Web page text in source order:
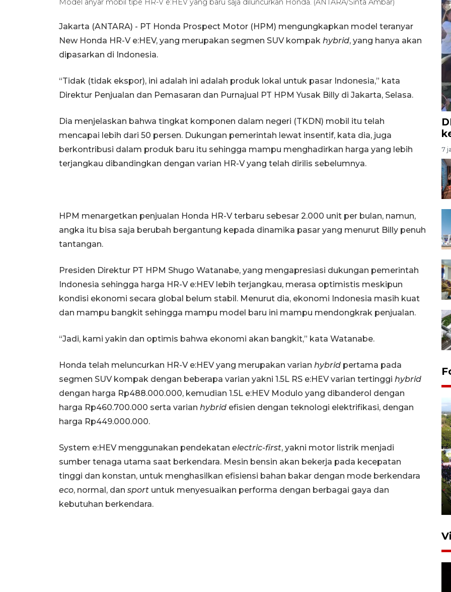
Model anyar mobil tipe HR-V e:HEV yang baru saja diluncurkan Honda. (ANTARA/Sinta Ambar)
Jakarta (ANTARA) - PT Honda Prospect Motor (HPM) mengungkapkan model teranyar
New Honda HR-V e:HEV, yang merupakan segmen SUV kompak hybrid, yang hanya akan
dipasarkan di Indonesia.
“Tidak (tidak ekspor), ini adalah ini adalah produk lokal untuk pasar Indonesia,” kata
Direktur Penjualan dan Pemasaran dan Purnajual PT HPM Yusak Billy di Jakarta, Selasa.
Dia menjelaskan bahwa tingkat komponen dalam negeri (TKDN) mobil itu telah
mencapai lebih dari 50 persen. Dukungan pemerintah lewat insentif, kata dia, juga
berkontribusi dalam produk baru itu sehingga mampu menghadirkan harga yang lebih
terjangkau dibandingkan dengan varian HR-V yang telah dirilis sebelumnya.
HPM menargetkan penjualan Honda HR-V terbaru sebesar 2.000 unit per bulan, namun,
angka itu bisa saja berubah bergantung kepada dinamika pasar yang menurut Billy penuh
tantangan.
Presiden Direktur PT HPM Shugo Watanabe, yang mengapresiasi dukungan pemerintah
Indonesia sehingga harga HR-V e:HEV lebih terjangkau, merasa optimistis meskipun
kondisi ekonomi secara global belum stabil. Menurut dia, ekonomi Indonesia masih kuat
dan mampu bangkit sehingga mampu model baru ini mampu mendongkrak penjualan.
“Jadi, kami yakin dan optimis bahwa ekonomi akan bangkit,” kata Watanabe.
Honda telah meluncurkan HR-V e:HEV yang merupakan varian hybrid pertama pada
segmen SUV kompak dengan beberapa varian yakni 1.5L RS e:HEV varian tertinggi hybrid
dengan harga Rp488.000.000, kemudian 1.5L e:HEV Modulo yang dibanderol dengan
harga Rp460.700.000 serta varian hybrid efisien dengan teknologi elektrifikasi, dengan
harga Rp449.000.000.
System e:HEV menggunakan pendekatan electric-first, yakni motor listrik menjadi
sumber tenaga utama saat berkendara. Mesin bensin akan bekerja pada kecepatan
tinggi dan konstan, untuk menghasilkan efisiensi bahan bakar dengan mode berkendara
eco, normal, dan sport untuk menyesuaikan performa dengan berbagai gaya dan
kebutuhan berkendara.
7
UPACARA HUT KE-78
REPUBLIK INDONESIA DI
GORONTALO